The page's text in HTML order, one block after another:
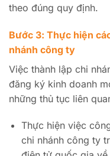
theo đúng quy định.
Bước 3: Thực hiện
nhánh công ty
Việc thành lập chi
đăng ký kinh doanh
những thủ tục liên
Thực hiện việc
chi nhánh công ty